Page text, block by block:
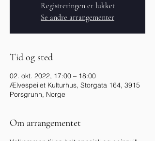
Registreringen er lukket
Se andre arrangementer
Tid og sted
02. okt. 2022, 17:00 – 18:00
Ælvespeilet Kulturhus, Storgata 164, 3915
Porsgrunn, Norge
Om arrangementet